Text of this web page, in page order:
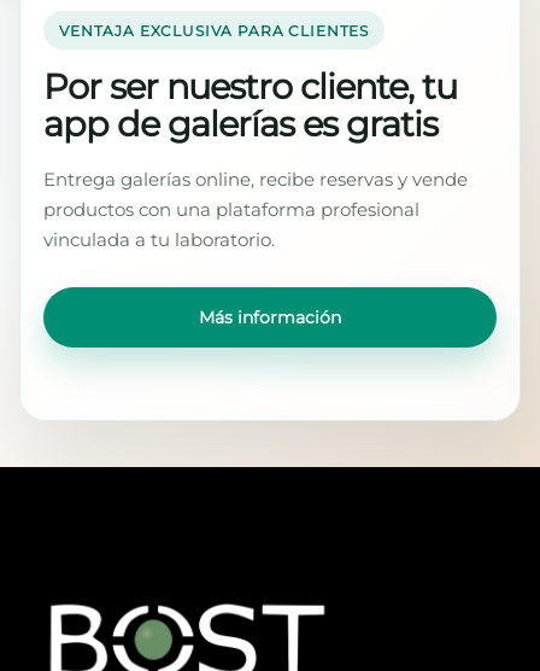
VENTAJA EXCLUSIVA PARA CLIENTES
Por ser nuestro cliente, tu
app de galerías es gratis
Entrega galerías online, recibe reservas y vende
productos con una plataforma profesional
vinculada a tu laboratorio.
Más información